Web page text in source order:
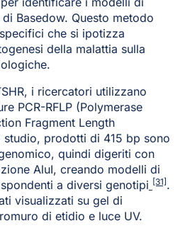
Basedow. Questo metodo
che si ipotizza
della malattia sulla
i ricercatori utilizzano
PCR-RFLP (Polymerase
Fragment Length
studio, prodotti di 415 bp sono
quindi digeriti con
AluI, creando modelli di
a diversi genotipi [31] .
visualizzati su gel di
di etidio e luce UV.